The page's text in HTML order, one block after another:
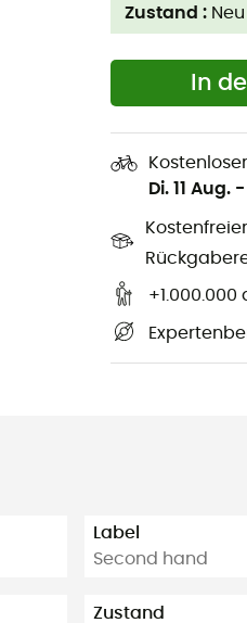
Zustand :
In
Di. 11 Aug. -
Label
Second hand
Zustand